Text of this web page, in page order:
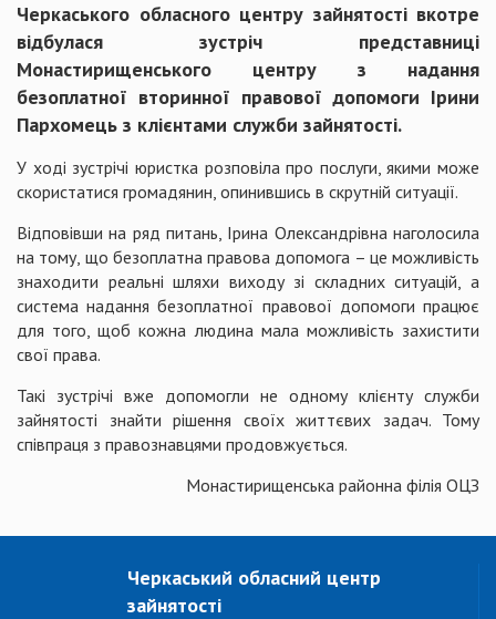
Черкаського обласного центру зайнятості вкотре
відбулася зустріч представниці
Монастирищенського центру з надання
безоплатної вторинної правової допомоги Ірини
Пархомець з клієнтами служби зайнятості.
У ході зустрічі юристка розповіла про послуги, якими може
скористатися громадянин, опинившись в скрутній ситуації.
Відповівши на ряд питань, Ірина Олександрівна наголосила
на тому, що безоплатна правова допомога – це можливість
знаходити реальні шляхи виходу зі складних ситуацій, а
система надання безоплатної правової допомоги працює
для того, щоб кожна людина мала можливість захистити
свої права.
Такі зустрічі вже допомогли не одному клієнту служби
зайнятості знайти рішення своїх життєвих задач. Тому
співпраця з правознавцями продовжується.
Монастирищенська районна філія ОЦЗ
Черкаський обласний центр
зайнятості